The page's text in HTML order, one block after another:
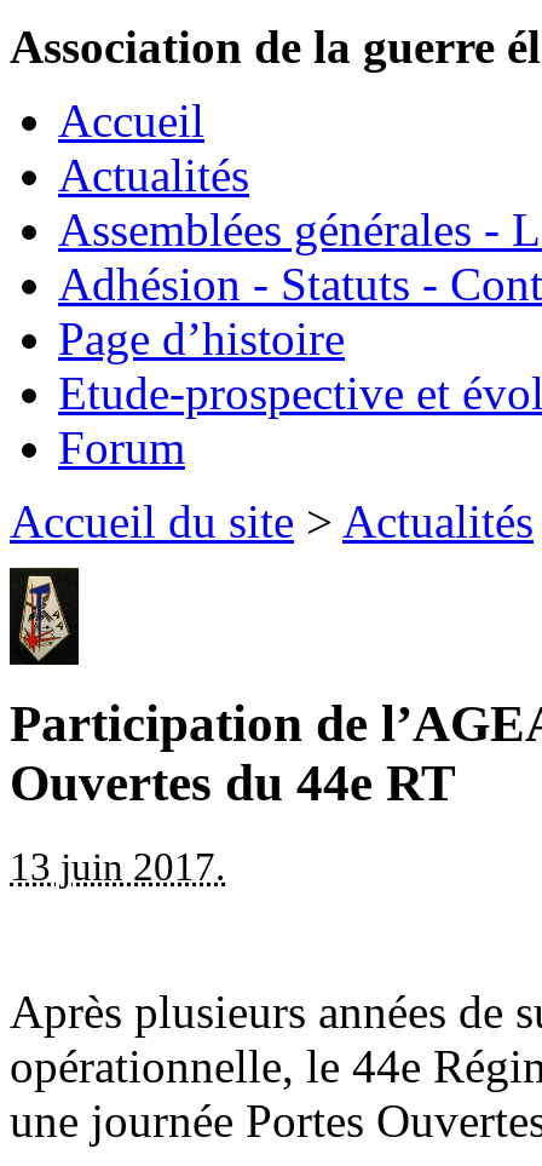
Association de la guerre
Accueil
Actualités
Assemblées générales -
Adhésion - Statuts -
Page d’histoire
Etude-prospective et
Forum
Accueil du site > Actualités
Participation de
Ouvertes du 44e RT
13 juin 2017.
Après plusieurs années de
opérationnelle, le 44e
une journée Portes